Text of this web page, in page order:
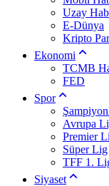
Uzay
E-Dünya
Kripto
Ekonomi
TCMB
FED
Spor
Avrupa
Premier
Süper Lig
TFF 1.
Siyaset